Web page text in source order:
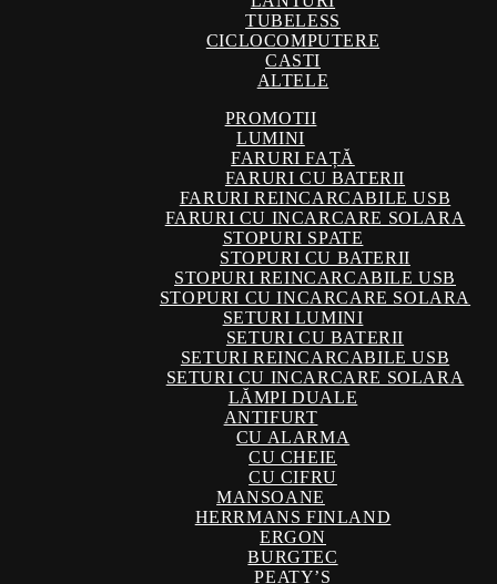
TUBELESS
CICLOCOMPUTERE
CASTI
ALTELE
PROMOTII
LUMINI
FARURI FAȚĂ
FARURI CU BATERII
FARURI REINCARCABILE USB
FARURI CU INCARCARE SOLARA
STOPURI SPATE
STOPURI CU BATERII
STOPURI REINCARCABILE USB
STOPURI CU INCARCARE SOLARA
SETURI LUMINI
SETURI CU BATERII
SETURI REINCARCABILE USB
SETURI CU INCARCARE SOLARA
LĂMPI DUALE
ANTIFURT
CU ALARMA
CU CHEIE
CU CIFRU
MANSOANE
HERRMANS FINLAND
ERGON
BURGTEC
PEATY’S